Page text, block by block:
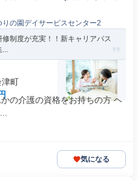
の園デイサービスセンター2
修制度が充実！！新キャリアパス
...
町
の介護の資格をお持ちの方 ヘ
気になる